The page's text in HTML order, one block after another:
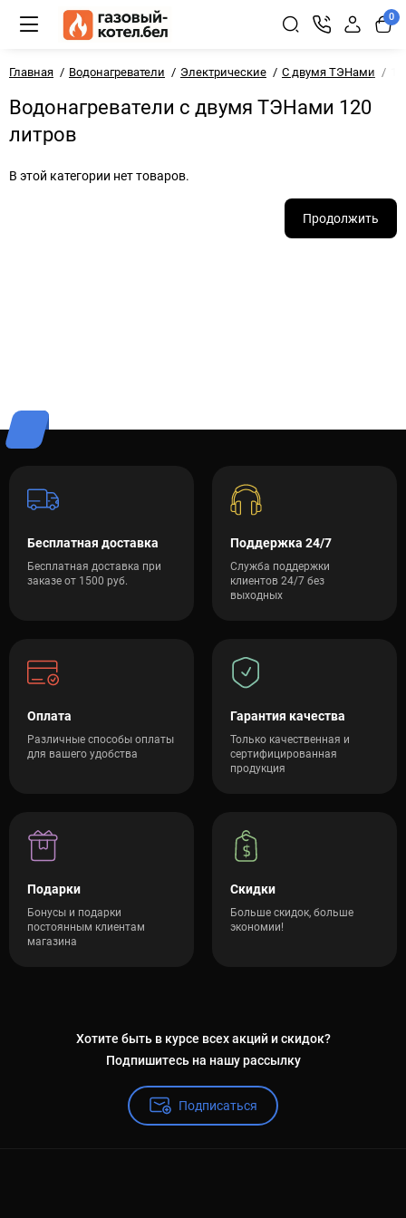
0
Главная Водонагреватели Электрические С двумя ТЭНами
Водонагреватели с двумя ТЭНами 120
литров
В этой категории нет товаров.
Продолжить
Бесплатная доставка
Бесплатная доставка при
заказе от 1500 руб.
Поддержка 24/7
Служба поддержки
клиентов 24/7 без
выходных
Оплата
Различные способы оплаты
для вашего удобства
Гарантия качества
Только качественная и
сертифицированная
продукция
Подарки
Бонусы и подарки
постоянным клиентам
магазина
Скидки
Больше скидок, больше
экономии!
Хотите быть в курсе всех акций и скидок?
Подпишитесь на нашу рассылку
Подписаться